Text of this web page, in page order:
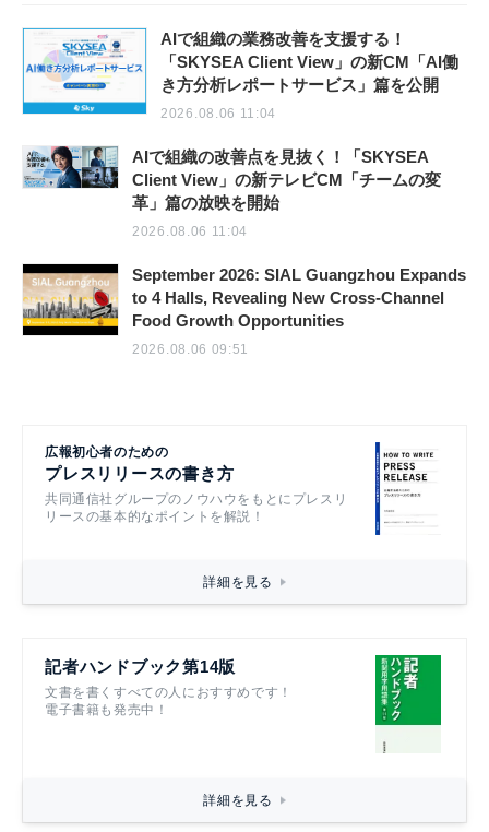
AIで組織の業務改善を支援する！
「SKYSEA Client View」の新CM「AI働
き方分析レポートサービス」篇を公開
2026.08.06 11:04
AIで組織の改善点を見抜く！「SKYSEA
Client View」の新テレビCM「チームの変
革」篇の放映を開始
2026.08.06 11:04
September 2026: SIAL Guangzhou Expands
to 4 Halls, Revealing New Cross-Channel
Food Growth Opportunities
2026.08.06 09:51
広報初心者のための
プレスリリースの書き方
共同通信社グループのノウハウをもとにプレスリ
リースの基本的なポイントを解説！
詳細を見る
記者ハンドブック第14版
文書を書くすべての人におすすめです！
電子書籍も発売中！
詳細を見る